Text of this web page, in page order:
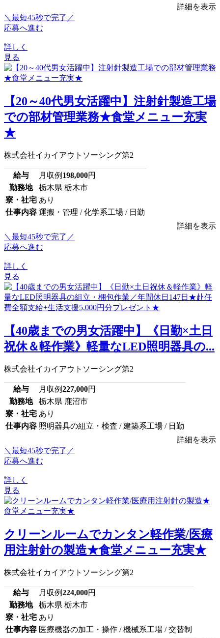
詳細を表示
＼最短45秒で完了／
応募へ進む
詳しく
見る
【20～40代男女活躍中】注射針製造工場
での部材管理業務★食堂メニュー充実
★
株式会社イカイアウトソーシング第2
給与 月収例 198,000円
勤務地
栃木県 栃木市
寮・社宅 あり
仕事内容 運搬・管理 / 化学系工場 / 日勤
詳細を表示
＼最短45秒で完了／
応募へ進む
詳しく
見る
【40歳までの男女活躍中】《日勤×土日
祝休＆軽作業》軽量なLED照明器具の...
株式会社イカイアウトソーシング第2
給与 月収例227,000円
勤務地
栃木県 鹿沼市
寮・社宅 あり
仕事内容 照明器具の組立・検査 / 建築系工場 / 日勤
詳細を表示
＼最短45秒で完了／
応募へ進む
詳しく
見る
クリーンルームでカンタン軽作業/医療
用注射針の製造★食堂メニュー充実★
株式会社イカイアウトソーシング第2
給与 月収例224,000円
勤務地
栃木県 栃木市
寮・社宅 あり
仕事内容 医療機器の加工・操作 / 機械系工場 / 交替制